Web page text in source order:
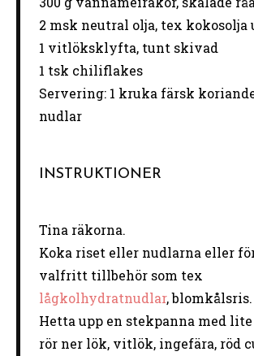
2 msk neutral olja, tex kokosolja
1 vitlöksklyfta, tunt skivad
1 tsk chiliflakes
Servering: 1 kruka färsk
nudlar
INSTRUKTIONER
Tina räkorna.
Koka riset eller nudlarna eller
valfritt tillbehör som tex
lågkolhydratnudlar, blomkålsris.
Hetta upp en stekpanna med lite
rör ner lök, vitlök, ingefära, röd